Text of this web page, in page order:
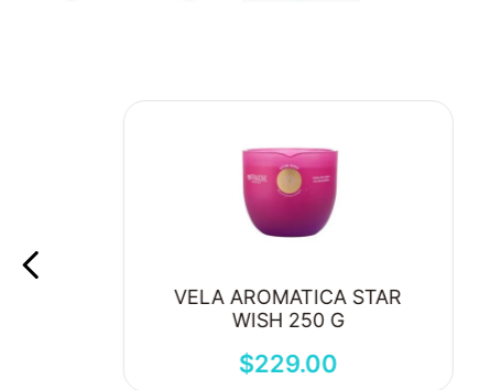
VELA AROMATICA STAR
WISH 250 G
$229.00